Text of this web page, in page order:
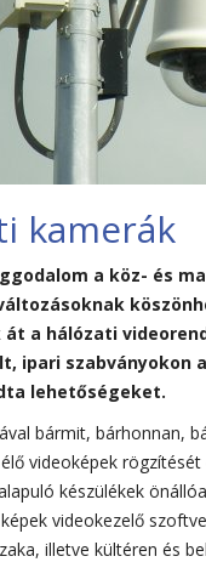
kamerák
a köz- és
a hálózati
ipari szabványokon
lehetőségeket.
bármit, bárhonnan,
videoképek
készülékek
videokezelő
illetve kültéren és